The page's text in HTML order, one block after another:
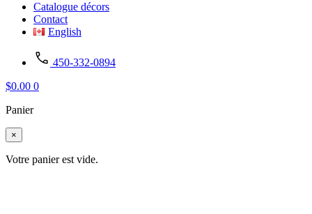
Catalogue décors
Contact
English
450-332-0894
$0.00 0
Panier
×
Votre panier est vide.